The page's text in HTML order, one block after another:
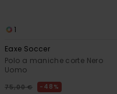
1
Eaxe Soccer
Polo a maniche corte Nero
Uomo
75,00 € 48%